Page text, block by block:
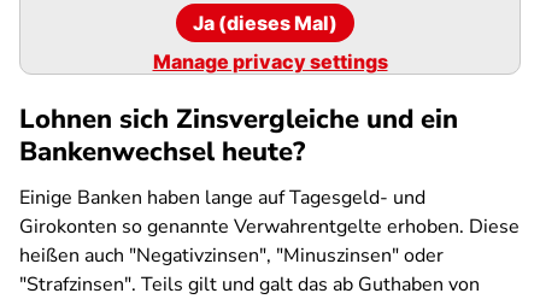
Ja (dieses Mal)
Manage privacy settings
Lohnen sich Zinsvergleiche und ein
Bankenwechsel heute?
Einige Banken haben lange auf Tagesgeld- und
Girokonten so genannte Verwahrentgelte erhoben. Diese
heißen auch "Negativzinsen", "Minuszinsen" oder
"Strafzinsen". Teils gilt und galt das ab Guthaben von